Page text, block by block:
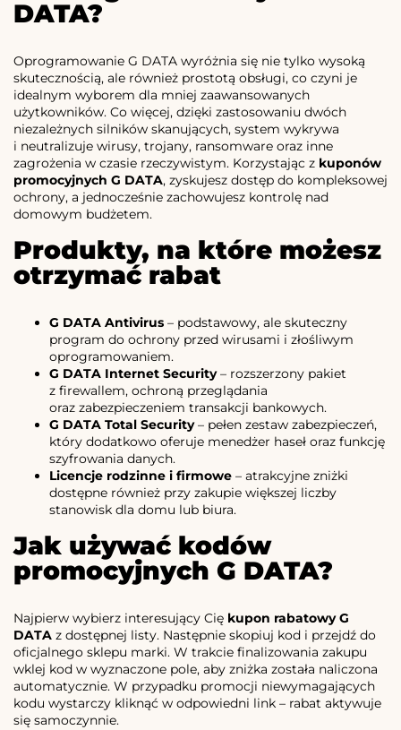
DATA?
Oprogramowanie G DATA wyróżnia się nie tylko wysoką
skutecznością, ale również prostotą obsługi, co czyni je
idealnym wyborem dla mniej zaawansowanych
użytkowników. Co więcej, dzięki zastosowaniu dwóch
niezależnych silników skanujących, system wykrywa
i neutralizuje wirusy, trojany, ransomware oraz inne
zagrożenia w czasie rzeczywistym. Korzystając z kuponów
promocyjnych G DATA, zyskujesz dostęp do kompleksowej
ochrony, a jednocześnie zachowujesz kontrolę nad
domowym budżetem.
Produkty, na które możesz
otrzymać rabat
G DATA Antivirus – podstawowy, ale skuteczny
program do ochrony przed wirusami i złośliwym
oprogramowaniem.
G DATA Internet Security– rozszerzony pakiet
z firewallem, ochroną przeglądania
oraz zabezpieczeniem transakcji bankowych.
G DATA Total Security– pełen zestaw zabezpieczeń,
który dodatkowo oferuje menedżer haseł oraz funkcję
szyfrowania danych.
Licencje rodzinne i firmowe – atrakcyjne zniżki
dostępne również przy zakupie większej liczby
stanowisk dla domu lub biura.
Jak używać kodów
promocyjnych G DATA?
Najpierw wybierz interesujący Cię kupon rabatowy G
DATA z dostępnej listy. Następnie skopiuj kod i przejdź do
oficjalnego sklepu marki. W trakcie finalizowania zakupu
wklej kod w wyznaczone pole, aby zniżka została naliczona
automatycznie. W przypadku promocji niewymagających
kodu wystarczy kliknąć w odpowiedni link – rabat aktywuje
się samoczynnie.